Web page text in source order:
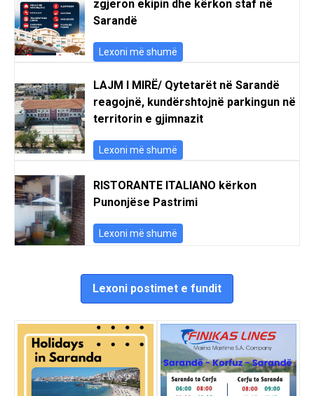
zgjeron ekipin dhe kërkon staf në
Sarandë
Lexoni më shumë
LAJM I MIRË/ Qytetarët në Sarandë
reagojnë, kundërshtojnë parkingun në
territorin e gjimnazit
Lexoni më shumë
RISTORANTE ITALIANO kërkon
Punonjëse Pastrimi
Lexoni më shumë
Lexoni postimet e fundit